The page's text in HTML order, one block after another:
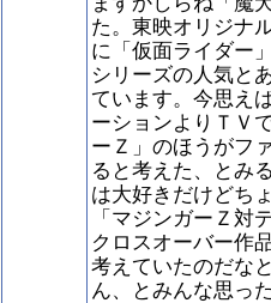
た。東映オリジナ
に「仮面ライダー
シリーズの人気と
ています。今思え
ーションよりＴＶ
ーＺ」のほうがフ
ると考えた、とみ
は大好きだけどち
「マジンガーＺ対
クロスオーバー作
考えていたのだな
ん、とみんな思っ